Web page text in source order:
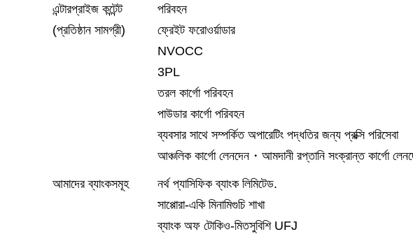
এন্টারপ্রাইজ কন্টেন্ট
(প্রতিষ্ঠান সামগ্রী)
পরিবহন
ফ্রেইট ফরোওর্য়াডার
NVOCC
3PL
তরল কার্গো পরিবহন
পাউডার কার্গো পরিবহন
ব্যবসার সাথে সম্পর্কিত অপারেটিং পদ্ধতির জন্য প্রক্সি পরিসেবা
আঞ্চলিক কার্গো লেনদেন・আমদানী রপ্তানি সংক্রান্ত কার্গো
আমাদের ব্যাংকসমূহ
নর্থ প্যাসিফিক ব্যাংক লিমিটেড.
সাপ্পোরা-একি মিনামিগুচি শাখা
ব্যাংক অফ টোকিও-মিতসুবিশি UFJ